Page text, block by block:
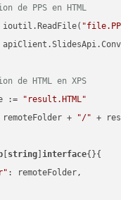
de PPS en HTML
de HTML en XPS
:=
"result.HTML"
+
"/" +
string ]interface{}{
: remoteFolder,